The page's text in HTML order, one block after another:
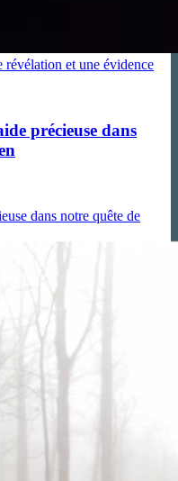
et une évidence
précieuse dans
dans notre quête de